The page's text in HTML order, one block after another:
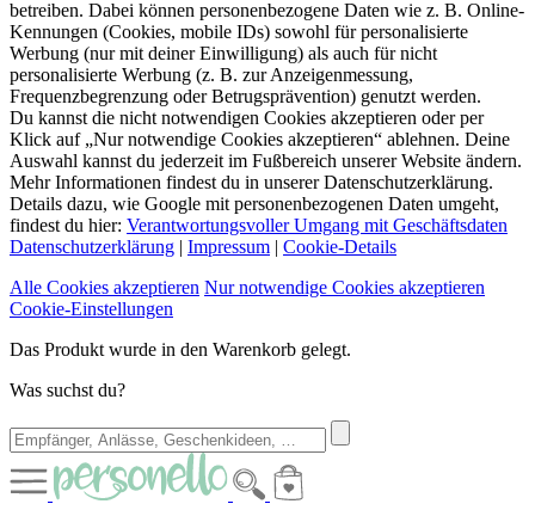
betreiben. Dabei können personenbezogene Daten wie z. B. Online-
Kennungen (Cookies, mobile IDs) sowohl für personalisierte
Werbung (nur mit deiner Einwilligung) als auch für nicht
personalisierte Werbung (z. B. zur Anzeigenmessung,
Frequenzbegrenzung oder Betrugsprävention) genutzt werden.
Du kannst die nicht notwendigen Cookies akzeptieren oder per
Klick auf „Nur notwendige Cookies akzeptieren“ ablehnen. Deine
Auswahl kannst du jederzeit im Fußbereich unserer Website ändern.
Mehr Informationen findest du in unserer Datenschutzerklärung.
Details dazu, wie Google mit personenbezogenen Daten umgeht,
findest du hier: Verantwortungsvoller Umgang mit Geschäftsdaten
Datenschutzerklärung | Impressum | Cookie-Details
Alle Cookies akzeptieren Nur notwendige Cookies akzeptieren
Cookie-Einstellungen
Das Produkt wurde in den Warenkorb gelegt.
Was suchst du?